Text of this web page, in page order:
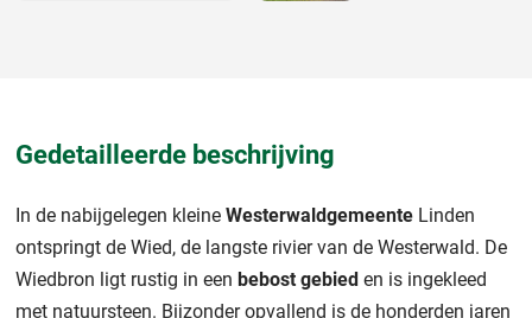
Gedetailleerde beschrijving
In de nabijgelegen kleine Westerwaldgemeente Linden
ontspringt de Wied, de langste rivier van de Westerwald. De
Wiedbron ligt rustig in een bebost gebied en is ingekleed
met natuursteen. Bijzonder opvallend is de honderden jaren